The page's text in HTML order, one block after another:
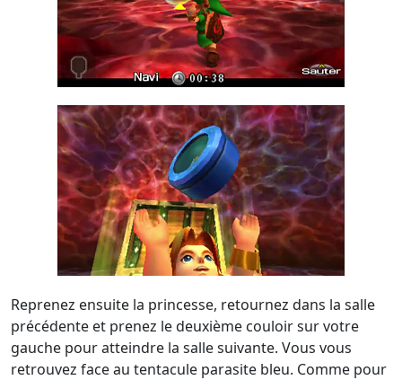
Reprenez ensuite la princesse, retournez dans la salle
précédente et prenez le deuxième couloir sur votre
gauche pour atteindre la salle suivante. Vous vous
retrouvez face au tentacule parasite bleu. Comme pour